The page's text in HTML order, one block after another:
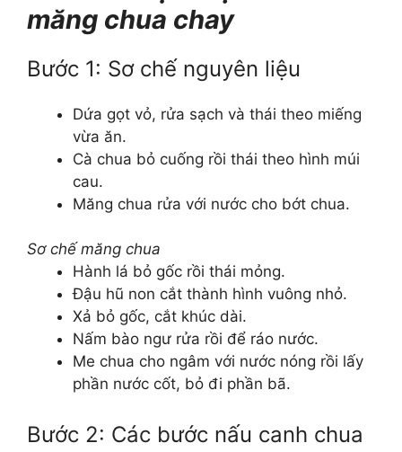
măng chua chay
Bước 1: Sơ chế nguyên liệu
Dứa gọt vỏ, rửa sạch và thái theo miếng
vừa ăn.
Cà chua bỏ cuống rồi thái theo hình múi
cau.
Măng chua rửa với nước cho bớt chua.
Sơ chế măng chua
Hành lá bỏ gốc rồi thái mỏng.
Đậu hũ non cắt thành hình vuông nhỏ.
Xả bỏ gốc, cắt khúc dài.
Nấm bào ngư rửa rồi để ráo nước.
Me chua cho ngâm với nước nóng rồi lấy
phần nước cốt, bỏ đi phần bã.
Bước 2: Các bước nấu canh chua